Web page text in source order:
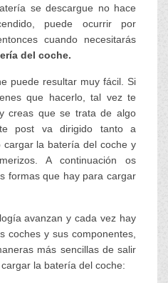
se descargue no hace
puede ocurrir por
cuando necesitarás
del coche.
puede resultar muy fácil. Si
que hacerlo, tal vez te
creas que se trata de algo
post va dirigido tanto a
cargar la batería del coche y
A continuación os
formas que hay para cargar
avanzan y cada vez hay
coches y sus componentes,
más sencillas de salir
la batería del coche: